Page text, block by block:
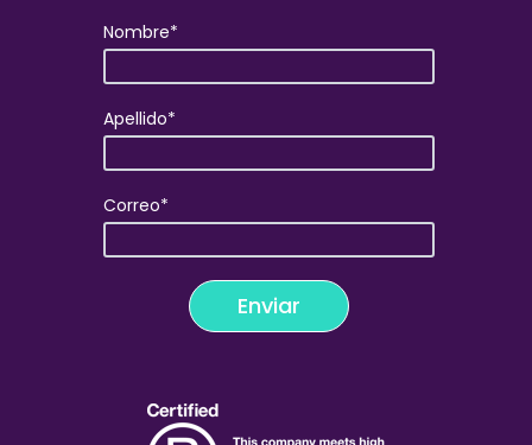
Nombre*
Apellido*
Correo*